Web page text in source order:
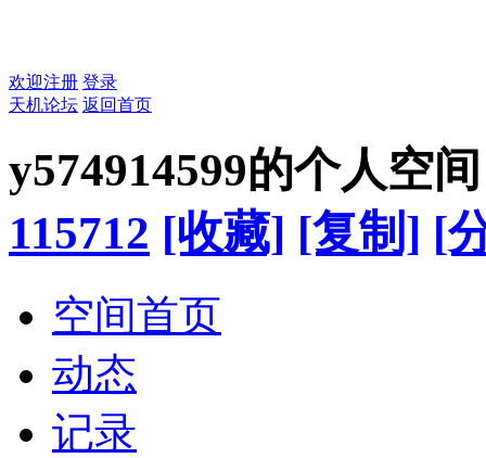
欢迎注册 登录
天机论坛 返回首页
y574914599的个人空间
115712 [收藏] [复制] [
空间首页
动态
记录